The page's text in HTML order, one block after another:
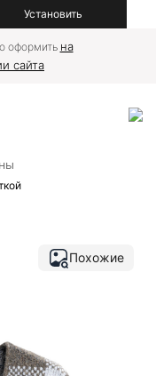
Установить
оформить на
сайта
Похожие